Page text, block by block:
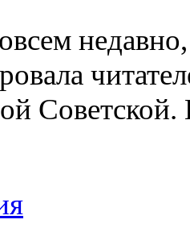
Советской.